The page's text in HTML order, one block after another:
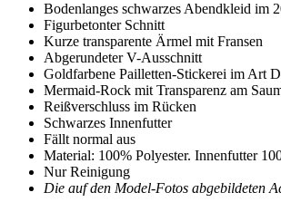
Bodenlanges schwarzes Abendkleid im
Figurbetonter Schnitt
Kurze transparente Ärmel mit Fransen
Abgerundeter V-Ausschnitt
Goldfarbene Pailletten-Stickerei im Art
Mermaid-Rock mit Transparenz am
Reißverschluss im Rücken
Schwarzes Innenfutter
Fällt normal aus
Material: 100% Polyester. Innenfutter
Nur Reinigung
Die auf den Model-Fotos abgebildeten